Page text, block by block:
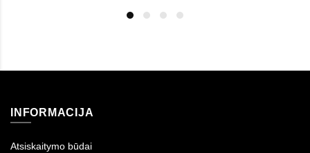
INFORMACIJA
Atsiskaitymo būdai